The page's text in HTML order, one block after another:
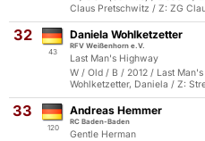
Claus Pretschwitz / Z: ZG
32
43
Daniela Wohlketzetter
RFV Weißenhorn e.V.
Last Man's Highway
W / Old / B / 2012 / Last
Wohlketzetter, Daniela / Z:
33
120
Andreas Hemmer
RC Baden-Baden
Gentle Herman